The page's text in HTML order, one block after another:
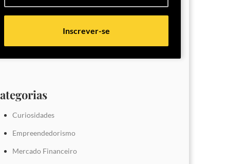
Inscrever-se
Curiosidades
Empreendedorismo
Mercado Financeiro